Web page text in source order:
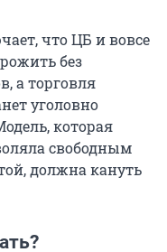
что ЦБ и вовсе
без
а торговля
уголовно
которая
свободным
должна кануть